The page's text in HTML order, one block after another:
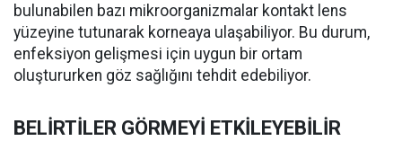
bulunabilen bazı mikroorganizmalar kontakt lens
yüzeyine tutunarak korneaya ulaşabiliyor. Bu durum,
enfeksiyon gelişmesi için uygun bir ortam
oluştururken göz sağlığını tehdit edebiliyor.
BELİRTİLER GÖRMEYİ ETKİLEYEBİLİR